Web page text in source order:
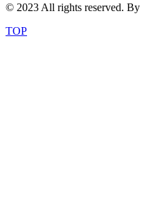
© 2023 All rights reserved. By
TOP